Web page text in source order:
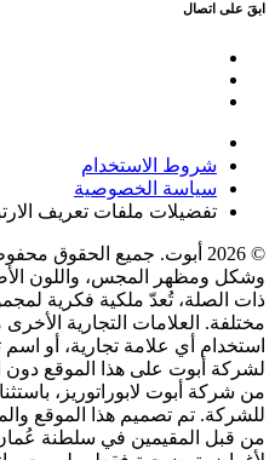
ابقَ على اتصال
شروط الاستخدام
سياسة الخصوصية
تفضيلات ملفات تعريف
© 2026 أبوت. جميع الحقوق
وشكل ومظهر المجس، واللون
ذات الصلة، تُعدّ ملكية فكرية
مختلفة. العلامات التجارية الأخرى
استخدام أي علامة تجارية، أو
لشركة أبوت على هذا الموقع
من شركة أبوت لابوراتوريز،
للشركة. تم تصميم هذا الموقع
من قبل المقيمين في سلطنة عُمان.